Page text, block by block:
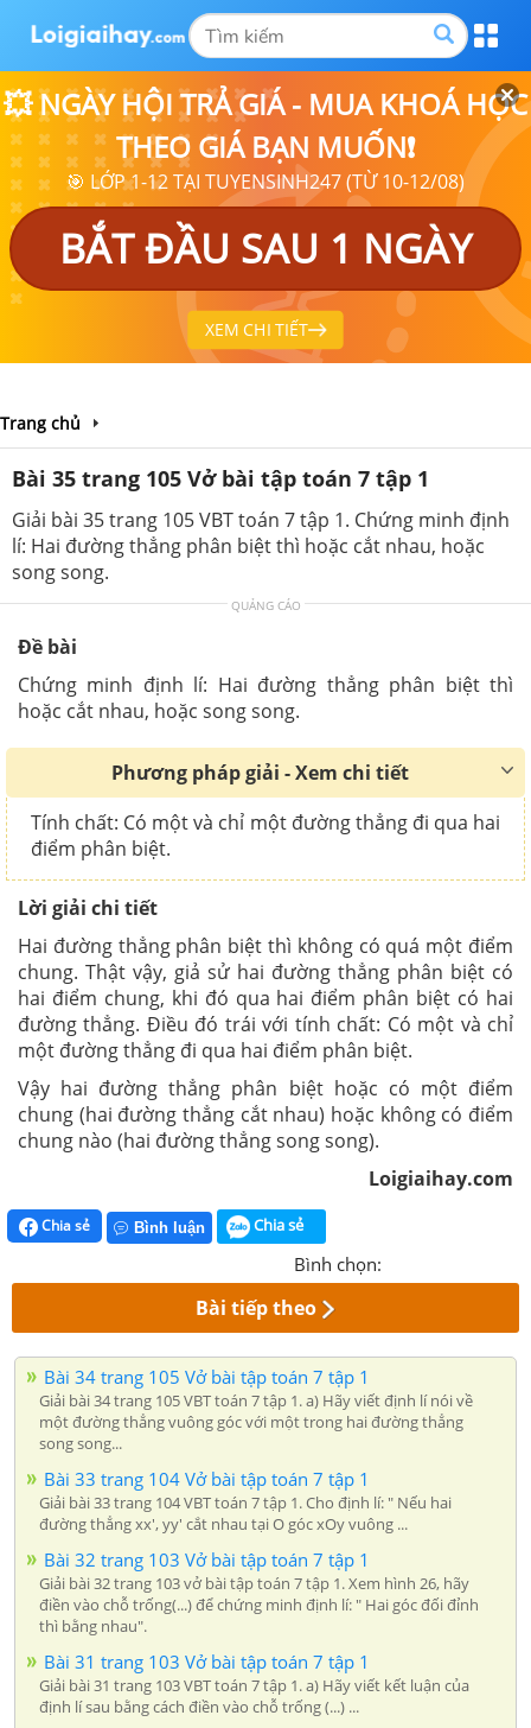
💥 NGÀY HỘI TRẢ GIÁ - MUA KHOÁ HỌC
THEO GIÁ BẠN MUỐN❗
🎯 LỚP 1-12 TẠI TUYENSINH247 (TỪ 10-12/08)
BẮT ĐẦU SAU 1 NGÀY
XEM CHI TIẾT
Trang chủ
Bài 35 trang 105 Vở bài tập toán 7 tập 1
Giải bài 35 trang 105 VBT toán 7 tập 1. Chứng minh định
lí: Hai đường thẳng phân biệt thì hoặc cắt nhau, hoặc
song song.
QUẢNG CÁO
Đề bài
Chứng minh định lí: Hai đường thẳng phân biệt thì
hoặc cắt nhau, hoặc song song.
Phương pháp giải - Xem chi tiết
Tính chất: Có một và chỉ một đường thẳng đi qua hai
điểm phân biệt.
Lời giải chi tiết
Hai đường thẳng phân biệt thì không có quá một điểm
chung. Thật vậy, giả sử hai đường thẳng phân biệt có
hai điểm chung, khi đó qua hai điểm phân biệt có hai
đường thẳng. Điều đó trái với tính chất: Có một và chỉ
một đường thẳng đi qua hai điểm phân biệt.
Vậy hai đường thẳng phân biệt hoặc có một điểm
chung (hai đường thẳng cắt nhau) hoặc không có điểm
chung nào (hai đường thẳng song song).
Loigiaihay.com
Chia sẻ Bình luận Chia sẻ
Bình chọn:
Bài tiếp theo
Bài 34 trang 105 Vở bài tập toán 7 tập 1
Giải bài 34 trang 105 VBT toán 7 tập 1. a) Hãy viết định lí nói về
một đường thẳng vuông góc với một trong hai đường thẳng
song song...
Bài 33 trang 104 Vở bài tập toán 7 tập 1
Giải bài 33 trang 104 VBT toán 7 tập 1. Cho định lí: " Nếu hai
đường thẳng xx', yy' cắt nhau tại O góc xOy vuông ...
Bài 32 trang 103 Vở bài tập toán 7 tập 1
Giải bài 32 trang 103 vở bài tập toán 7 tập 1. Xem hình 26, hãy
điền vào chỗ trống(...) để chứng minh định lí: " Hai góc đối đỉnh
thì bằng nhau".
Bài 31 trang 103 Vở bài tập toán 7 tập 1
Giải bài 31 trang 103 VBT toán 7 tập 1. a) Hãy viết kết luận của
định lí sau bằng cách điền vào chỗ trống (...) ...